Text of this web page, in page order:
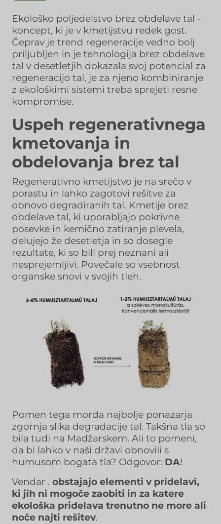
Ekološko poljedelstvo brez obdelave tal -
koncept, ki je v kmetijstvu redek gost.
Čeprav je trend regeneracije vedno bolj
priljubljen in je tehnologija brez obdelave
tal v desetletjih dokazala svoj potencial za
regeneracijo tal, je za njeno kombiniranje
z ekološkimi sistemi treba sprejeti resne
kompromise.
Uspeh regenerativnega
kmetovanja in
obdelovanja brez tal
Regenerativno kmetijstvo je na srečo v
porastu in lahko zagotovi rešitve za
obnovo degradiranih tal. Kmetije brez
obdelave tal, ki uporabljajo pokrivne
posevke in kemično zatiranje plevela,
delujejo že desetletja in so dosegle
rezultate, ki so bili prej neznani ali
nesprejemljivi. Povečale so vsebnost
organske snovi v svojih tleh.
Pomen tega morda najbolje ponazarja
zgornja slika degradacije tal. Takšna tla so
bila tudi na Madžarskem. Ali to pomeni,
da bi lahko v naši državi obnovili s
humusom bogata tla? Odgovor: DA!
Vendar . obstajajo elementi v pridelavi,
ki jih ni mogoče zaobiti in za katere
ekološka pridelava trenutno ne more ali
noče najti rešitev.